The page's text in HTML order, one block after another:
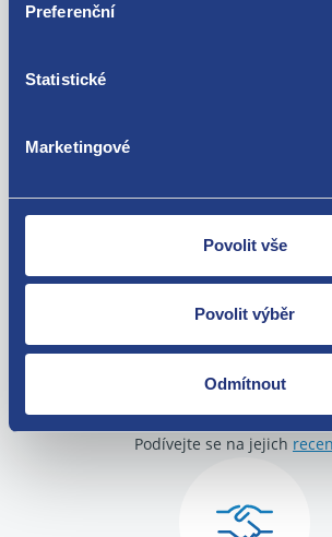
Preferenční
Statistické
Marketingové
Povolit vše
Povolit výběr
Odmítnout
zakoupení. Nebo vám pošleme
O své zákazníky se
Máme tisíce spokojených
Podívejte se na jejich